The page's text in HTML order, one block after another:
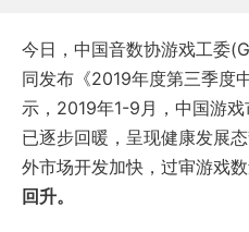
今日，中国音数协游戏工委
同发布《2019年度第三季度
示，2019年1-9月，中国游戏
已逐步回暖，呈现健康发展
外市场开发加快，过审游戏
回升。